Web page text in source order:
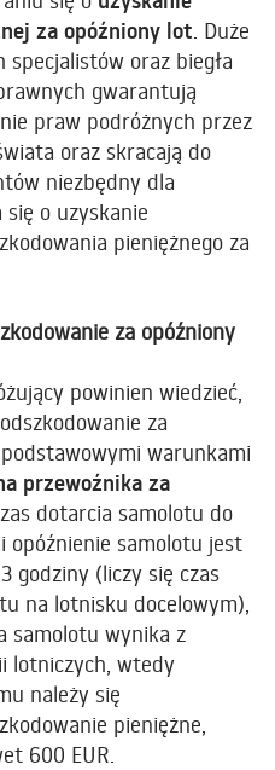
za opóźniony lot. Duże
specjalistów oraz biegła
gwarantują
praw podróżnych przez
oraz skracają do
niezbędny dla
o uzyskanie
pieniężnego za
za opóźniony
powinien wiedzieć,
za
warunkami
przewoźnika za
dotarcia samolotu do
opóźnienie samolotu jest
godziny (liczy się czas
na lotnisku docelowym),
samolotu wynika z
lotniczych, wtedy
należy się
pieniężne,
600 EUR.